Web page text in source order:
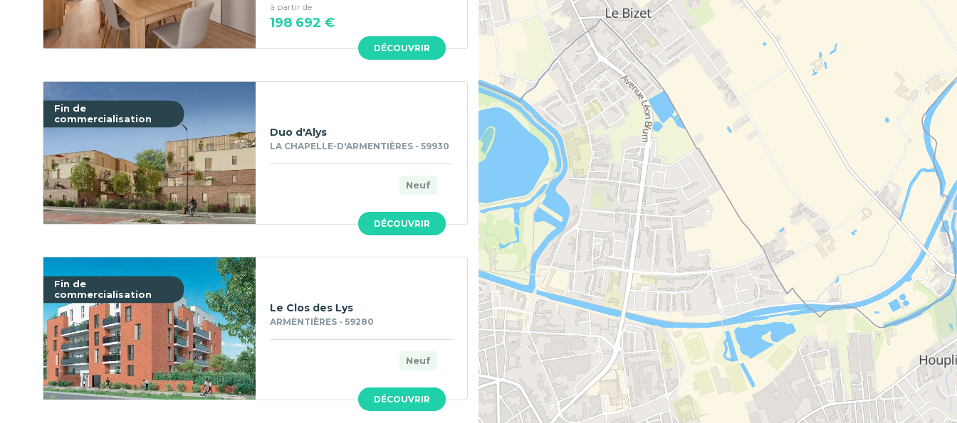
DÉCOUVRIR
à partir de
198 692 €
Fin de
commercialisation
DÉCOUVRIR
Duo d'Alys
LA CHAPELLE-D'ARMENTIÈRES - 59930
Neuf
Fin de
commercialisation
DÉCOUVRIR
Le Clos des Lys
ARMENTIÈRES - 59280
Neuf